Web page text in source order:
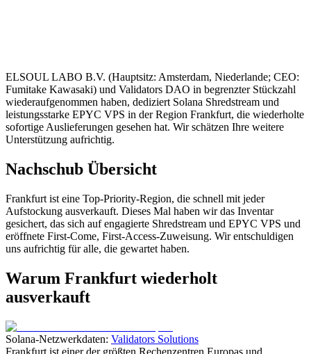
ELSOUL LABO B.V. (Hauptsitz: Amsterdam, Niederlande; CEO:
Fumitake Kawasaki) und Validators DAO in begrenzter Stückzahl
wiederaufgenommen haben, dediziert Solana Shredstream und
leistungsstarke EPYC VPS in der Region Frankfurt, die wiederholte
sofortige Auslieferungen gesehen hat. Wir schätzen Ihre weitere
Unterstützung aufrichtig.
Nachschub Übersicht
Frankfurt ist eine Top-Priority-Region, die schnell mit jeder
Aufstockung ausverkauft. Dieses Mal haben wir das Inventar
gesichert, das sich auf engagierte Shredstream und EPYC VPS und
eröffnete First-Come, First-Access-Zuweisung. Wir entschuldigen
uns aufrichtig für alle, die gewartet haben.
Warum Frankfurt wiederholt
ausverkauft
Solana-Netzwerkdaten: Validators Solutions
Frankfurt ist einer der größten Rechenzentren Europas und